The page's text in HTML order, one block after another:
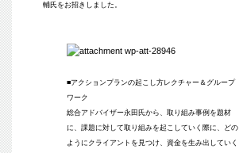
輔氏をお招きしました。
■アクションプランの起こし方レクチャー＆グループ
ワーク
総合アドバイザー永田氏から、取り組み事例を題材
に、課題に対して取り組みを起こしていく際に、どの
ようにクライアントを見つけ、資金を生み出していく